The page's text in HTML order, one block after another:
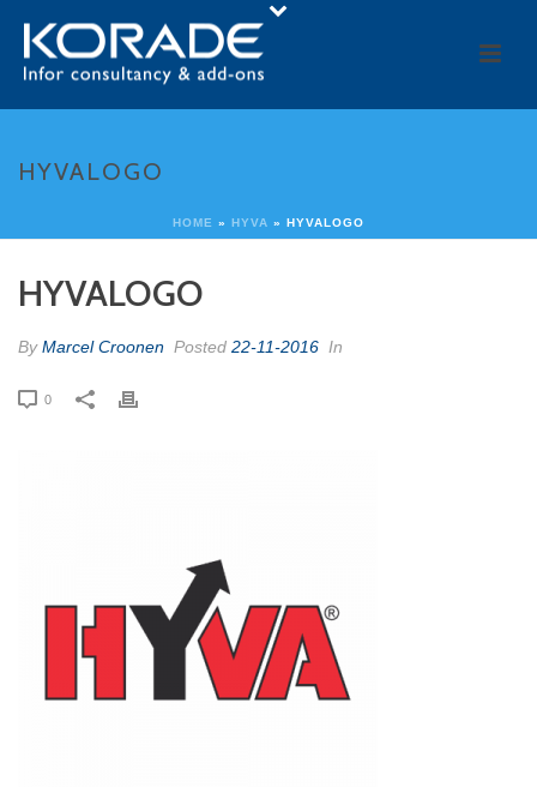
HYVALOGO
HOME » HYVA » HYVALOGO
HYVALOGO
ByMarcel Croonen Posted 22-11-2016 In
0